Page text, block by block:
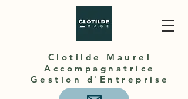
Clotilde Maurel
Accompagnatrice
Gestion d'Entreprise